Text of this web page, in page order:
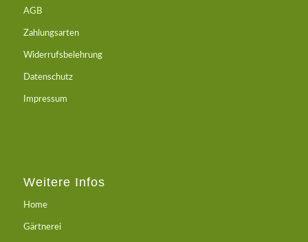
AGB
Zahlungsarten
Widerrufsbelehrung
Datenschutz
Impressum
Weitere Infos
Home
Gärtnerei